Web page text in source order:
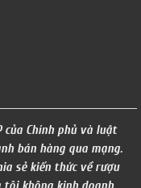
của Chính phủ và luật
bán hàng qua mạng.
sẻ kiến thức về rượu